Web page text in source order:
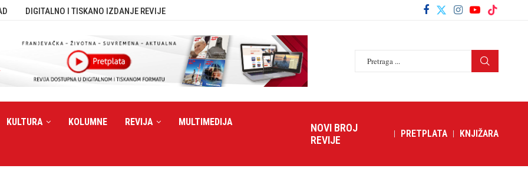
DIGITALNO I TISKANO IZDANJE REVIJE
KULTURA KOLUMNE REVIJA MULTIMEDIJA
NOVI BROJ
REVIJE
PRETPLATA KNJIŽARA